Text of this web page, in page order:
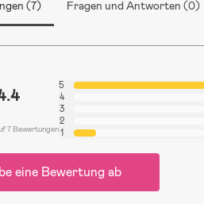
(7) Fragen und Antworten (0)
7 Bewertungen
5
4
3
2
1
eine Bewertung ab